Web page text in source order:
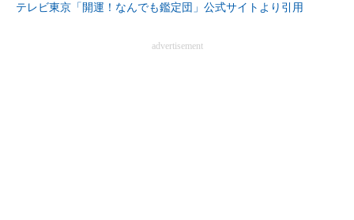
建設×テクノロジーの最前線
ちょっと気になるネットの話題
テレビ東京「開運！なんでも鑑定団」公式サイトより引用
advertisement